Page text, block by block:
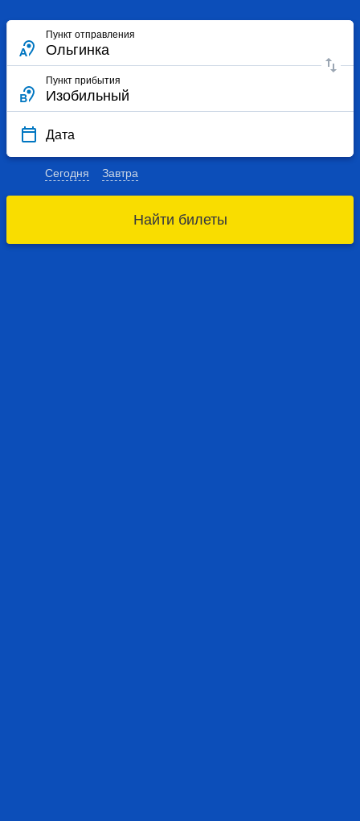
Пункт отправления
Пункт прибытия
Дата
Сегодня Завтра
Найти билеты